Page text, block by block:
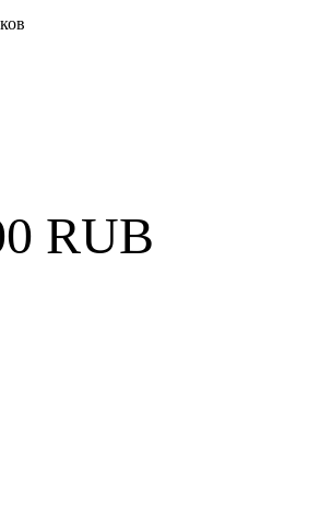
RUB